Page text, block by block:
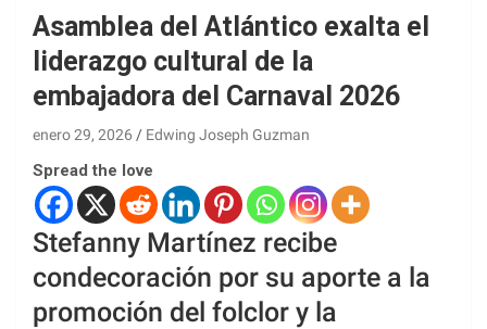
Asamblea del Atlántico exalta el
liderazgo cultural de la
embajadora del Carnaval 2026
enero 29, 2026 Edwing Joseph Guzman
Spread the love
Stefanny Martínez recibe
condecoración por su aporte a la
promoción del folclor y la